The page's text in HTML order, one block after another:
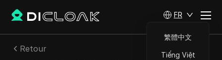
FR
繁體中文
Tiếng Việt
Retour